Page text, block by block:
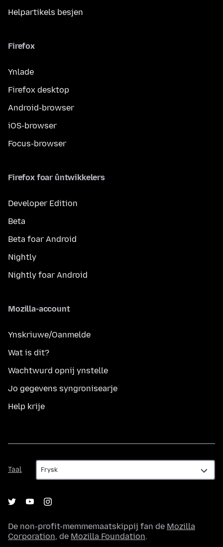
Helpartikels besjen
Firefox
Ynlade
Firefox desktop
Android-browser
iOS-browser
Focus-browser
Firefox foar ûntwikkelers
Developer Edition
Beta
Beta foar Android
Nightly
Nightly foar Android
Mozilla-account
Ynskriuwe/Oanmelde
Wat is dit?
Wachtwurd opnij ynstelle
Jo gegevens syngronisearje
Help krije
Taal
Taal
De non-profit-memmemaatskippij fan de Mozilla
Corporation, de Mozilla Foundation.